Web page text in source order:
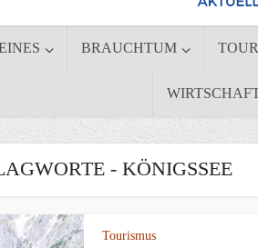
BRAUCHTUM
- KÖNIGSSEE
Tourismus